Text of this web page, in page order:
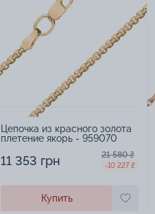
Цепочка из красного золота
плетение якорь - 959070
11 353 грн 21 580 ₴
-10 227 ₴
Купить